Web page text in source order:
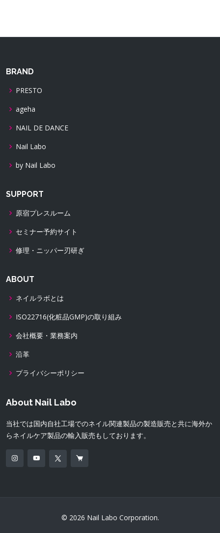
BRAND
PRESTO
ageha
NAIL DE DANCE
Nail Labo
by Nail Labo
SUPPORT
原宿プレスルーム
セミナー予約サイト
修理・ニッパー刃研ぎ
ABOUT
ネイルラボとは
ISO22716(化粧品GMP)の取り組み
会社概要・業務案内
沿革
プライバシーポリシー
About Nail Labo
当社では国内自社工場でのネイル関連製品の製造販売と共に海外か
らネイルケア製品の輸入販売もしております。
© 2026 Nail Labo Corporation.